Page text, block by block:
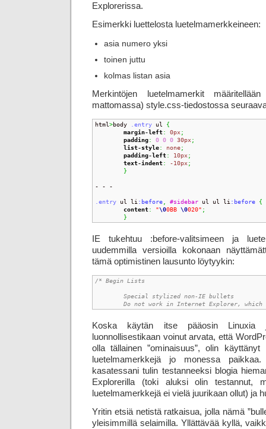
Explorerissa.
Esimerkki luettelosta luetelmamerkkeineen:
asia numero yksi
toinen juttu
kolmas listan asia
Merkintöjen luetelmamerkit
mattomassa) style.css-tiedostossa
html>body .entry ul {
margin-left: 0px;
padding: 0 0 0 30px;
list-style: none;
padding-left: 10px;
text-indent: -10px;
}
- - -
.entry ul li :before #sidebar ul ul li :before {
content: "\00BB \0020" ;
}
IE tukehtuu :before-valitsimeen ja
uudemmilla versioilla kokonaan
tämä optimistinen lausunto löytyykin:
/* Begin Lists
Do not work in Internet Explorer,
Koska käytän itse pääosin Linuxia
luonnollisestikaan voinut arvata, että
olla tällainen ”ominaisuus”, olin
luetelmamerkkejä jo monessa
kasatessani tulin testanneeksi blogia
Explorerilla (toki aluksi olin testannut,
luetelmamerkkejä ei vielä juurikaan ollut) ja
Yritin etsiä netistä ratkaisua, jolla nämä
yleisimmillä selaimilla. Yllättävää kyllä,